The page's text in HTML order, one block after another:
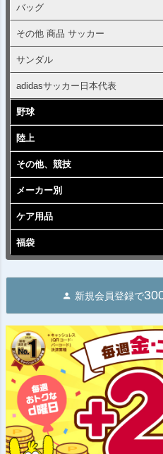
バッグ
その他 商品 サッカー
サンダル
adidasサッカー日本代表
野球
陸上
その他、競技
メーカー別
ケア用品
福袋
新規会員登録で